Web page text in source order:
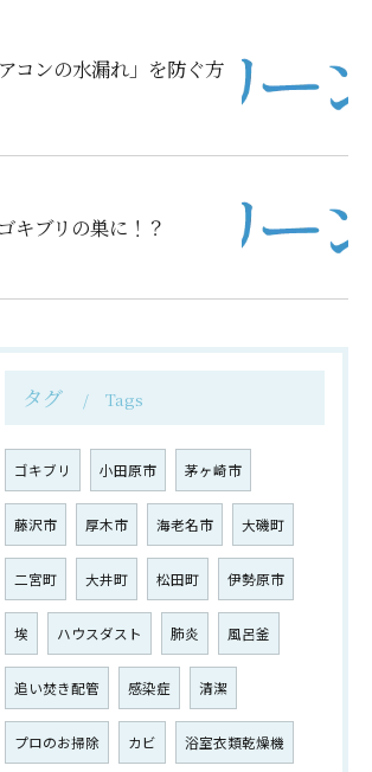
コンの水漏れ」を防ぐ方
キブリの巣に！？
タグ Tags
ゴキブリ 小田原市 茅ヶ崎市
藤沢市 厚木市 海老名市 大磯町
二宮町 大井町 松田町 伊勢原市
埃 ハウスダスト 肺炎 風呂釜
追い焚き配管 感染症 清潔
プロのお掃除 カビ 浴室衣類乾燥機